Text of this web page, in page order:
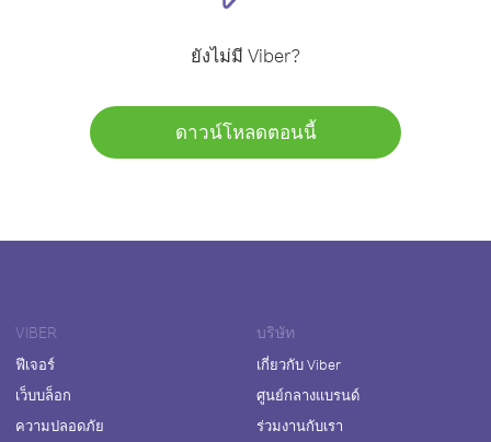
ยังไม่มี Viber?
ดาวน์โหลดตอนนี้
VIBER
ฟีเจอร์
เว็บบล็อก
ความปลอดภัย
บริษัท
เกี่ยวกับ Viber
ศูนย์กลางแบรนด์
ร่วมงานกับเรา